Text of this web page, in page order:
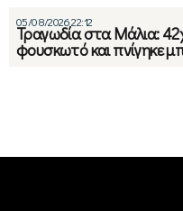
05/08/2026 22:12
Τραγωδία στα Μάλια:
φουσκωτό και πνίγηκε